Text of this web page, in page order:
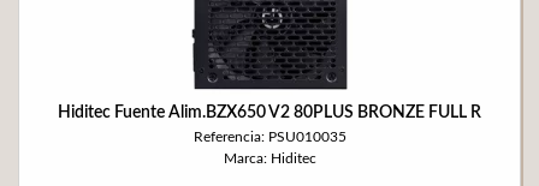
Hiditec Fuente Alim.BZX650 V2 80PLUS BRONZE FULL R
Referencia: PSU010035
Marca: Hiditec